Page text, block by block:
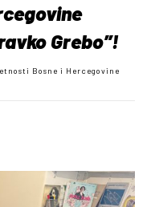
Grebo”!
Bosne i Hercegovine